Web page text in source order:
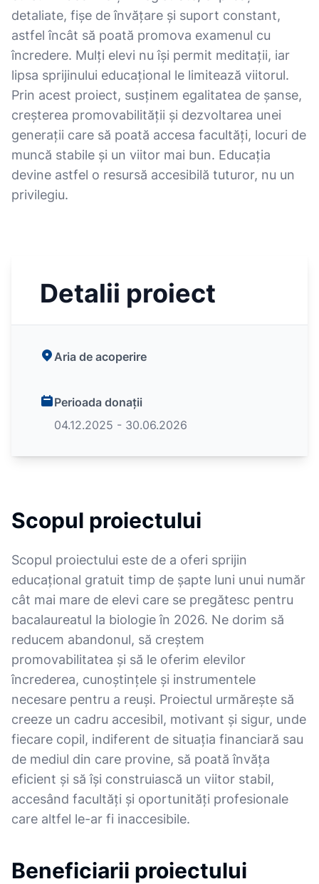
detaliate, fișe de învățare și suport constant,
astfel încât să poată promova examenul cu
încredere. Mulți elevi nu își permit meditații, iar
lipsa sprijinului educațional le limitează viitorul.
Prin acest proiect, susținem egalitatea de șanse,
creșterea promovabilității și dezvoltarea unei
generații care să poată accesa facultăți, locuri de
muncă stabile și un viitor mai bun. Educația
devine astfel o resursă accesibilă tuturor, nu un
privilegiu.
Detalii proiect
Aria de acoperire
Perioada donații
04.12.2025 - 30.06.2026
Scopul proiectului
Scopul proiectului este de a oferi sprijin
educațional gratuit timp de șapte luni unui număr
cât mai mare de elevi care se pregătesc pentru
bacalaureatul la biologie în 2026. Ne dorim să
reducem abandonul, să creștem
promovabilitatea și să le oferim elevilor
încrederea, cunoștințele și instrumentele
necesare pentru a reuși. Proiectul urmărește să
creeze un cadru accesibil, motivant și sigur, unde
fiecare copil, indiferent de situația financiară sau
de mediul din care provine, să poată învăța
eficient și să își construiască un viitor stabil,
accesând facultăți și oportunități profesionale
care altfel le-ar fi inaccesibile.
Beneficiarii proiectului